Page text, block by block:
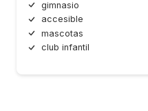
gimnasio
accesible
mascotas
club infantil